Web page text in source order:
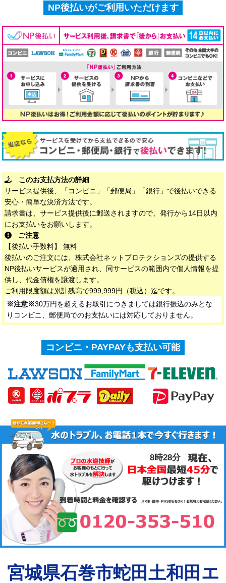
NP後払いがご利用いただけます
このお支払方法の詳細
サービス提供後、「コンビニ」「郵便局」「銀行」で後払いできる
安心・簡単な決済方法です。
請求書は、サービス提供後に郵送されますので、発行から14日以内
にお支払いをお願いします。
ご注意
【後払い手数料】 無料
後払いのご注文には、株式会社ネットプロテクションズの提供する
NP後払いサービスが適用され、同サービスの範囲内で個人情報を提
供し、代金債権を譲渡します。
ご利用限度額は累計残高で999,999円（税込）迄です。
※注意※30万円を超えるお取引につきましては銀行振込のみとな
りコンビニ、郵便局でのお支払いには対応しておりません。
コンビニ・PAYPAYも支払い可能
8時28分
宮城県石巻市蛇田土和田エ